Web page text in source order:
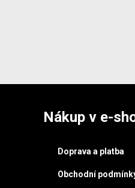
Nákup v e-
Doprava a platba
Obchodní